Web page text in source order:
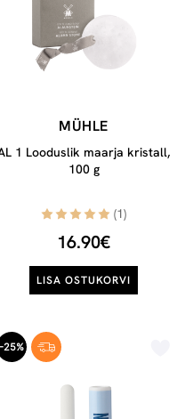
MÜHLE
1 Looduslik maarja kristall,
100 g
(1)
16.90€
LISA OSTUKORVI
-25%